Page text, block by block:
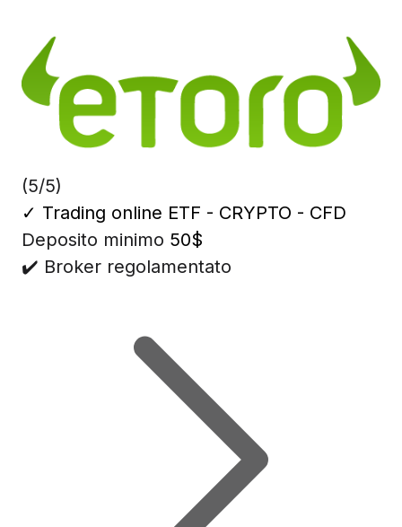
(5/5)
✓ Trading online ETF - CRYPTO - CFD
Deposito minimo 50$
✔️ Broker regolamentato